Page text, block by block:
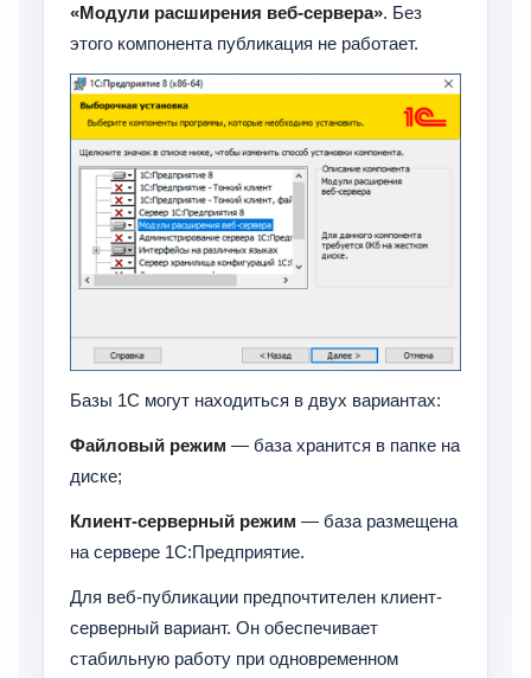
«Модули расширения веб-сервера». Без
этого компонента публикация не работает.
Базы 1С могут находиться в двух вариантах:
Файловый режим — база хранится в папке на
диске;
Клиент-серверный режим — база размещена
на сервере 1С:Предприятие.
Для веб-публикации предпочтителен клиент-
серверный вариант. Он обеспечивает
стабильную работу при одновременном